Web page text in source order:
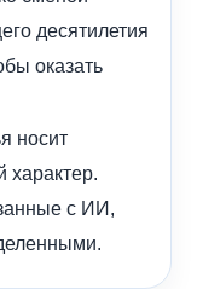
десятилетия
оказать
носит
с ИИ,